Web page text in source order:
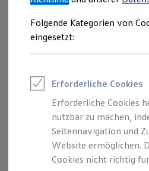
Branchenlösungen
Gewerbliche
Service & mobile
Kühlfahrzeuge
ONE Business ID Vorteile
Fahrzeugsuche & Marktplatz
Fahrzeugsuche
Fahrzeuge online kaufen
Digitaler Marktplatz
Kauf & Finanzierung
Online-
Aktionen & Angebote
Angebot gültig bis 30.09.2026
Vielseitig, zuverlässig,
Caddy
Ab 278,94 €mtl. leasen für
Folgende Kategorien von
eingesetzt:
Erforderliche Cookies
Erforderliche Cookies
nutzbar zu machen,
Seitennavigation und
Website ermöglichen.
Cookies nicht richtig